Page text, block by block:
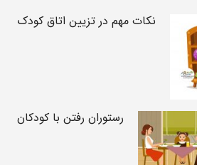
نکات مهم در تزیین اتاق کودک
رستوران رفتن با کودکان